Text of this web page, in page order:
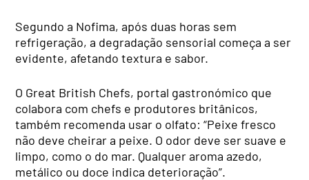
Segundo a Nofima, após duas horas sem
refrigeração, a degradação sensorial começa a ser
evidente, afetando textura e sabor.
O Great British Chefs, portal gastronómico que
colabora com chefs e produtores britânicos,
também recomenda usar o olfato: “Peixe fresco
não deve cheirar a peixe. O odor deve ser suave e
limpo, como o do mar. Qualquer aroma azedo,
metálico ou doce indica deterioração”.